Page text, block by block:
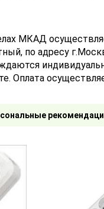
МКАД
по адресу
Оплата